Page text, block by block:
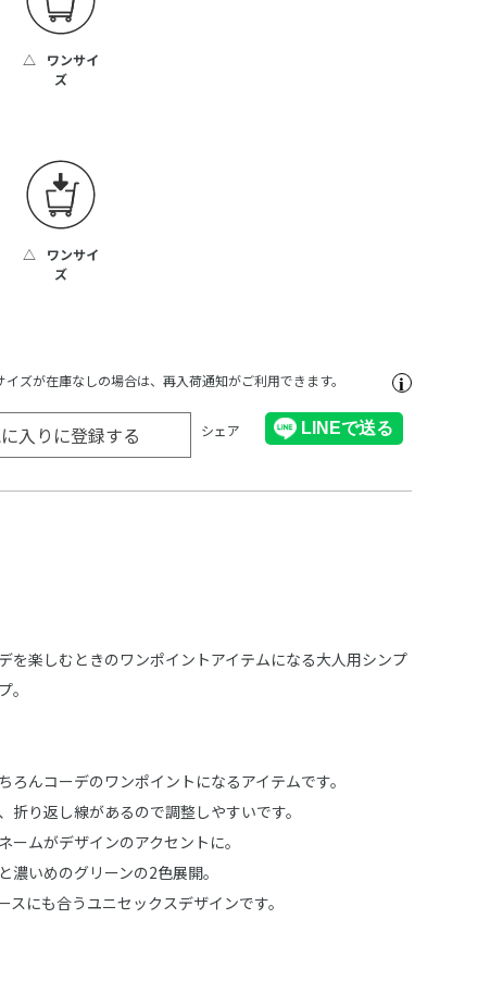
△
ワンサイ
ズ
△
ワンサイ
ズ
ズが在庫なしの場合は、再入荷通知がご利用できます。
入りに登録する シェア
を楽しむときのワンポイントアイテムになる大人用シンプ
。
ろんコーデのワンポイントになるアイテムです。
折り返し線があるので調整しやすいです。
ームがデザインのアクセントに。
濃いめのグリーンの2色展開。
スにも合うユニセックスデザインです。